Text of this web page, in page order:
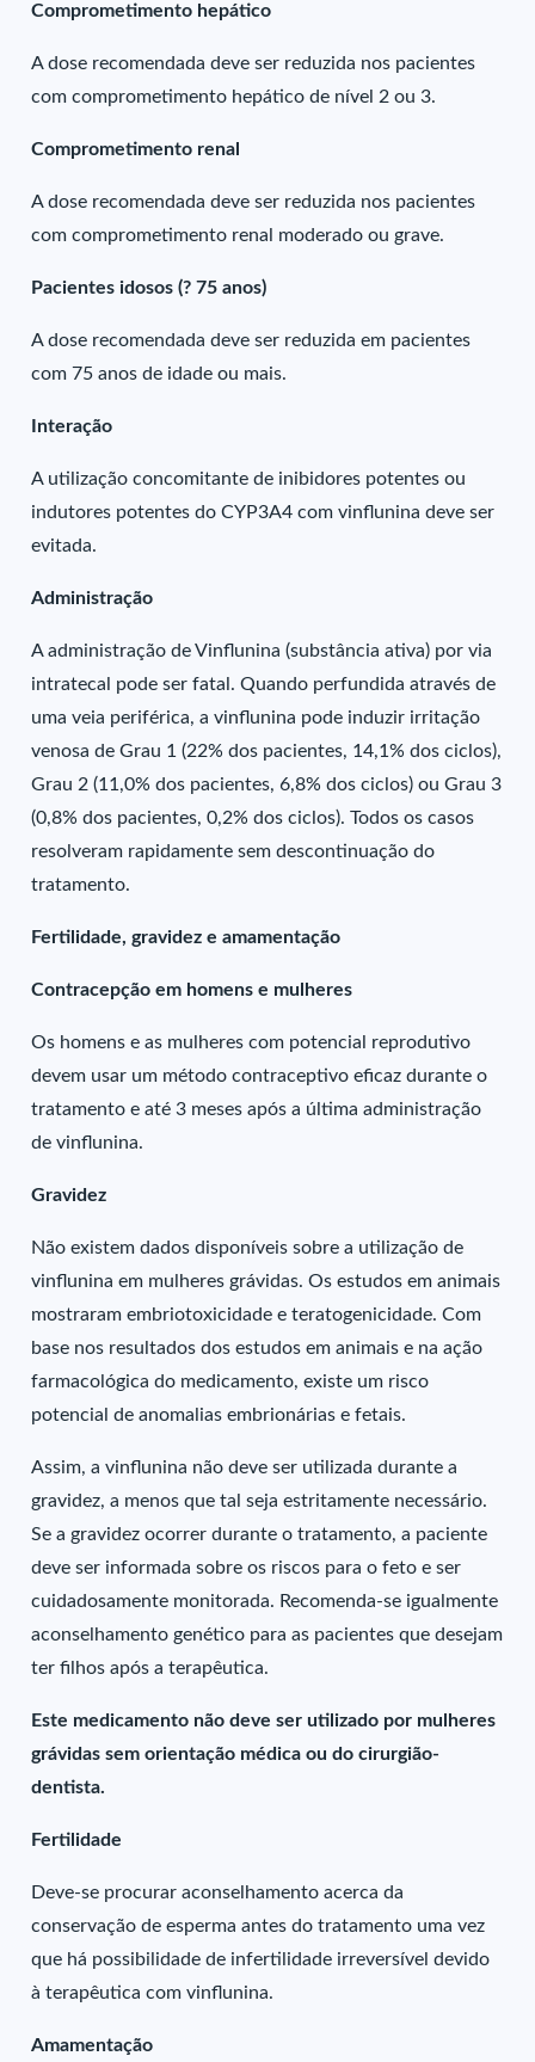
Comprometimento hepático
A dose recomendada deve ser reduzida nos pacientes
com comprometimento hepático de nível 2 ou 3.
Comprometimento renal
A dose recomendada deve ser reduzida nos pacientes
com comprometimento renal moderado ou grave.
Pacientes idosos (? 75 anos)
A dose recomendada deve ser reduzida em pacientes
com 75 anos de idade ou mais.
Interação
A utilização concomitante de inibidores potentes ou
indutores potentes do CYP3A4 com vinflunina deve ser
evitada.
Administração
A administração de Vinflunina (substância ativa) por via
intratecal pode ser fatal. Quando perfundida através de
uma veia periférica, a vinflunina pode induzir irritação
venosa de Grau 1 (22% dos pacientes, 14,1% dos ciclos),
Grau 2 (11,0% dos pacientes, 6,8% dos ciclos) ou Grau 3
(0,8% dos pacientes, 0,2% dos ciclos). Todos os casos
resolveram rapidamente sem descontinuação do
tratamento.
Fertilidade, gravidez e amamentação
Contracepção em homens e mulheres
Os homens e as mulheres com potencial reprodutivo
devem usar um método contraceptivo eficaz durante o
tratamento e até 3 meses após a última administração
de vinflunina.
Gravidez
Não existem dados disponíveis sobre a utilização de
vinflunina em mulheres grávidas. Os estudos em animais
mostraram embriotoxicidade e teratogenicidade. Com
base nos resultados dos estudos em animais e na ação
farmacológica do medicamento, existe um risco
potencial de anomalias embrionárias e fetais.
Assim, a vinflunina não deve ser utilizada durante a
gravidez, a menos que tal seja estritamente necessário.
Se a gravidez ocorrer durante o tratamento, a paciente
deve ser informada sobre os riscos para o feto e ser
cuidadosamente monitorada. Recomenda-se igualmente
aconselhamento genético para as pacientes que desejam
ter filhos após a terapêutica.
Este medicamento não deve ser utilizado por mulheres
grávidas sem orientação médica ou do cirurgião-
dentista.
Fertilidade
Deve-se procurar aconselhamento acerca da
conservação de esperma antes do tratamento uma vez
que há possibilidade de infertilidade irreversível devido
à terapêutica com vinflunina.
Amamentação